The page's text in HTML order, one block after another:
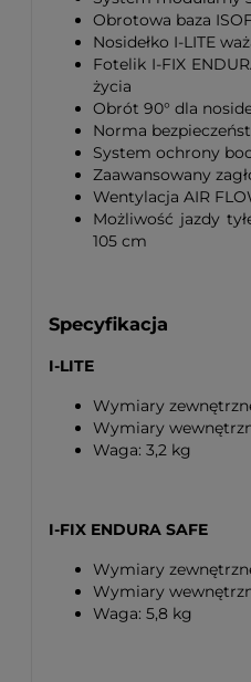
Obrotowa baza
Nosidełko I-LITE
Fotelik I-FIX
życia
Obrót 90° dla
Norma
System ochrony
Zaawansowany
Wentylacja AIR
Możliwość jazdy
105 cm
Specyfikacja
I-LITE
Wymiary
Wymiary
Waga: 3,2 kg
I-FIX ENDURA SAFE
Wymiary
Wymiary
Waga: 5,8 kg